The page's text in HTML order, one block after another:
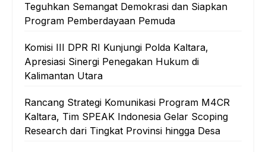
Teguhkan Semangat Demokrasi dan Siapkan
Program Pemberdayaan Pemuda
Komisi III DPR RI Kunjungi Polda Kaltara,
Apresiasi Sinergi Penegakan Hukum di
Kalimantan Utara
Rancang Strategi Komunikasi Program M4CR
Kaltara, Tim SPEAK Indonesia Gelar Scoping
Research dari Tingkat Provinsi hingga Desa